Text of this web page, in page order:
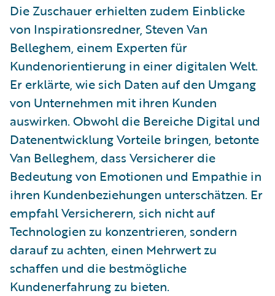
Die Zuschauer erhielten zudem Einblicke
von Inspirationsredner, Steven Van
Belleghem, einem Experten für
Kundenorientierung in einer digitalen Welt.
Er erklärte, wie sich Daten auf den Umgang
von Unternehmen mit ihren Kunden
auswirken. Obwohl die Bereiche Digital und
Datenentwicklung Vorteile bringen, betonte
Van Belleghem, dass Versicherer die
Bedeutung von Emotionen und Empathie in
ihren Kundenbeziehungen unterschätzen. Er
empfahl Versicherern, sich nicht auf
Technologien zu konzentrieren, sondern
darauf zu achten, einen Mehrwert zu
schaffen und die bestmögliche
Kundenerfahrung zu bieten.